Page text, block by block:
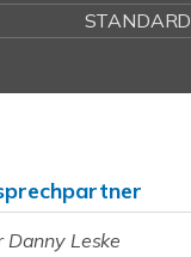
STANDARD
Danny Leske